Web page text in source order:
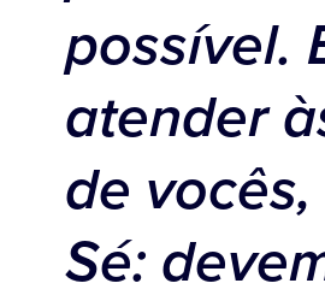
possível.
atender
de
Sé: